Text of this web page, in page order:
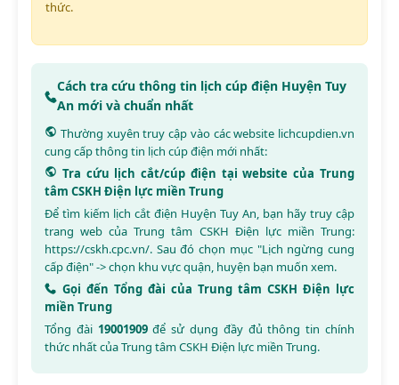
thức.
Cách tra cứu thông tin lịch cúp điện Huyện Tuy
An mới và chuẩn nhất
Thường xuyên truy cập vào các website lichcupdien.vn
cung cấp thông tin lịch cúp điện mới nhất:
Tra cứu lịch cắt/cúp điện tại website của Trung
tâm CSKH Điện lực miền Trung
Để tìm kiếm lịch cắt điện Huyện Tuy An, bạn hãy truy cập
trang web của Trung tâm CSKH Điện lực miền Trung:
https://cskh.cpc.vn/. Sau đó chọn mục "Lịch ngừng cung
cấp điện" -> chọn khu vực quận, huyện bạn muốn xem.
Gọi đến Tổng đài của Trung tâm CSKH Điện lực
miền Trung
Tổng đài 19001909để sử dụng đầy đủ thông tin chính
thức nhất của Trung tâm CSKH Điện lực miền Trung.